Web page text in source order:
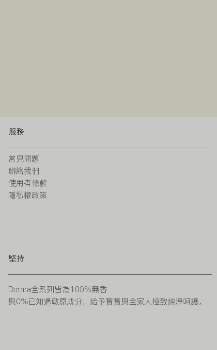
服務
常見問題
聯絡我們
使用者條款
隱私權政策
堅持
Derma全系列皆為100%無香
與0%已知過敏原成分，給予寶寶與全家人極致純淨呵護。